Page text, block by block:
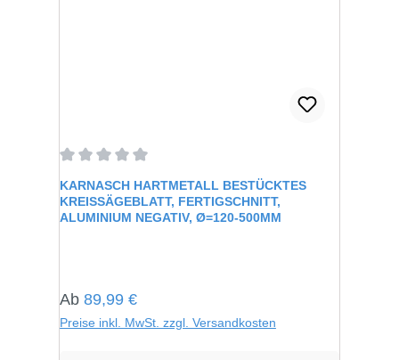
Durchschnittliche Bewertung von 0 von 5 Sternen
KARNASCH HARTMETALL BESTÜCKTES
KREISSÄGEBLATT, FERTIGSCHNITT,
ALUMINIUM NEGATIV, Ø=120-500MM
Regulärer Preis:
Ab 89,99 €
Preise inkl. MwSt. zzgl. Versandkosten